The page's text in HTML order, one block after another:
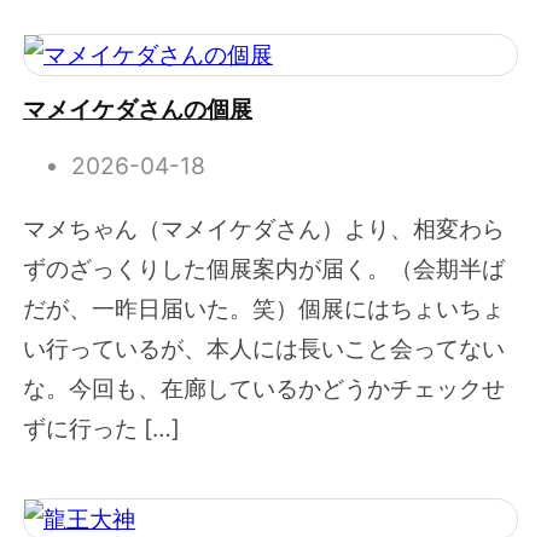
マメイケダさんの個展
2026-04-18
マメちゃん（マメイケダさん）より、相変わら
ずのざっくりした個展案内が届く。（会期半ば
だが、一昨日届いた。笑）個展にはちょいちょ
い行っているが、本人には長いこと会ってない
な。今回も、在廊しているかどうかチェックせ
ずに行った […]